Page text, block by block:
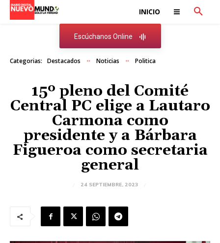
INICIO
Escúchanos Online
Categorias: Destacados Noticias Politica
15º pleno del Comité
Central PC elige a Lautaro
Carmona como
presidente y a Bárbara
Figueroa como secretaria
general
24 SEPTIEMBRE, 2023